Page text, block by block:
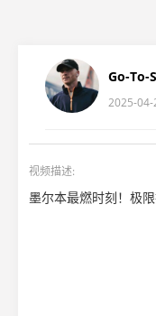
Go-To-
2025-04-
视频描述:
墨尔本最燃时刻！极